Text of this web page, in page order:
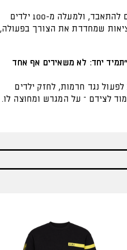
הנתונים מדאיגים: בשנת 2025 ניסו 949 ילדים להתאבד, ולמעלה מ-100 ילדים
שמחדדת את הצורך בפעולה,
“תמיד יחד: לא משאירים אף אחד
נגד חרמות, לחזק ילדים
לצידם – על המגרש ומחוצה לו.